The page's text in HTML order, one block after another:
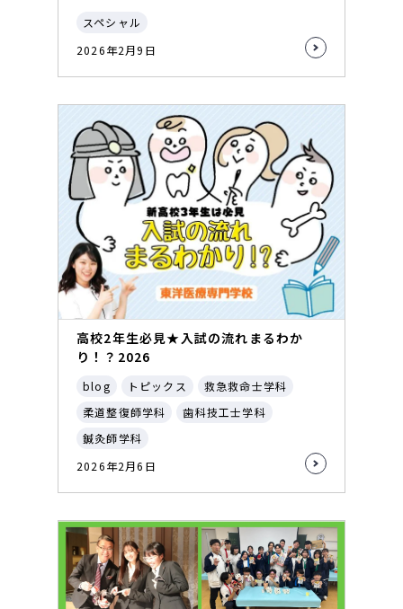
スペシャル
2026年2月9日
高校2年生必見★入試の流れまるわか
り！？2026
blog トピックス
救急救命士学科
柔道整復師学科
歯科技工士学科
鍼灸師学科
2026年2月6日